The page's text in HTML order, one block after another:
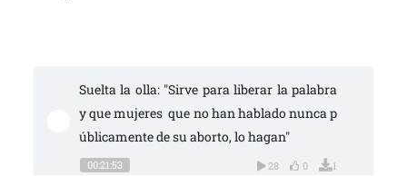
Suelta la olla: "Sirve para liberar la palabra
y que mujeres  que no han hablado nunca p
úblicamente de su aborto, lo hagan"
00:21:53 28 0 1